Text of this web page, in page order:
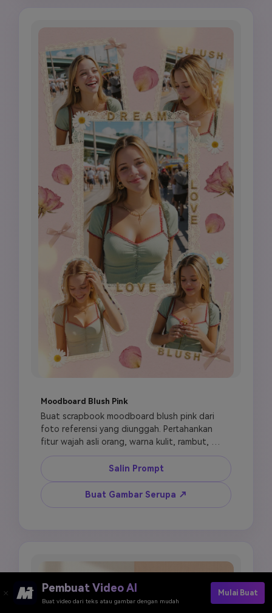
cahaya lembut, grain film ringan, dan suasana
romantis feminin. Vertikal 9:16, estetika
Pinterest.
Moodboard Blush Pink
Buat scrapbook moodboard blush pink dari
foto referensi yang diunggah. Pertahankan
fitur wajah asli orang, warna kulit, rambut,
ekspresi, dan gaya pribadi. Susun 4 hingga 6
potongan foto dalam tata letak moodboard
romantis di kertas bertekstur pink lembut.
Tambahkan kelopak mawar kering kecil, aksen
border renda halus, pita busur kecil, stiker
lembut. Vertikal 9:16, estetika scrapbook
feminin.
Salin Prompt
Buat Gambar Serupa ↗
Pembuat Video AI
Buat video dari teks atau gambar dengan mudah
Mulai Buat